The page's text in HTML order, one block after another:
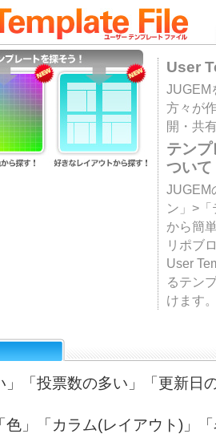
User
JUGEM
方々が
開・共
テン
ついて
JUGEM
ン」>
から簡
リポブ
User
るテン
けます
」「投票数の多い」「更新日
色」「カラム(レイアウト)」